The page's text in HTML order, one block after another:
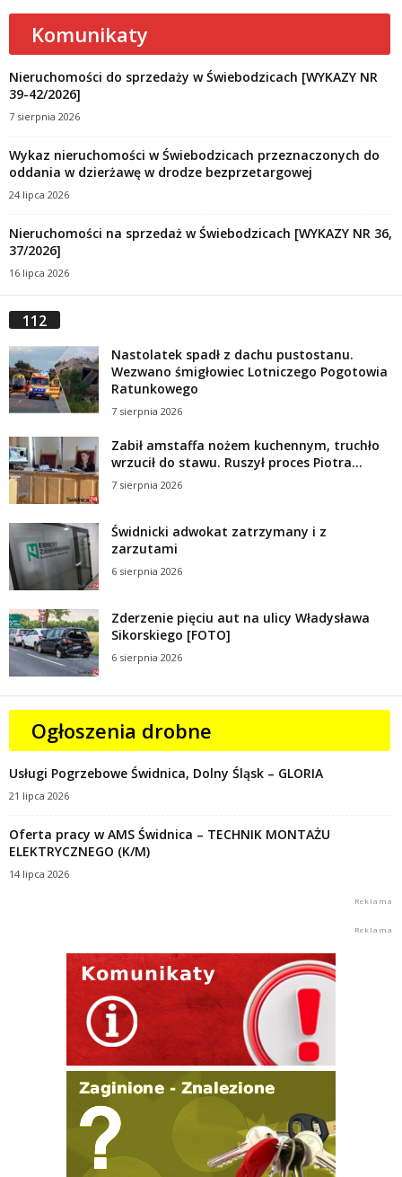
Komunikaty
Nieruchomości do sprzedaży w Świebodzicach [WYKAZY NR
39-42/2026]
7 sierpnia 2026
Wykaz nieruchomości w Świebodzicach przeznaczonych do
oddania w dzierżawę w drodze bezprzetargowej
24 lipca 2026
Nieruchomości na sprzedaż w Świebodzicach [WYKAZY NR 36,
37/2026]
16 lipca 2026
112
Nastolatek spadł z dachu pustostanu.
Wezwano śmigłowiec Lotniczego Pogotowia
Ratunkowego
7 sierpnia 2026
Zabił amstaffa nożem kuchennym, truchło
wrzucił do stawu. Ruszył proces Piotra...
7 sierpnia 2026
Świdnicki adwokat zatrzymany i z
zarzutami
6 sierpnia 2026
Zderzenie pięciu aut na ulicy Władysława
Sikorskiego [FOTO]
6 sierpnia 2026
Ogłoszenia drobne
Usługi Pogrzebowe Świdnica, Dolny Śląsk – GLORIA
21 lipca 2026
Oferta pracy w AMS Świdnica – TECHNIK MONTAŻU
ELEKTRYCZNEGO (K/M)
14 lipca 2026